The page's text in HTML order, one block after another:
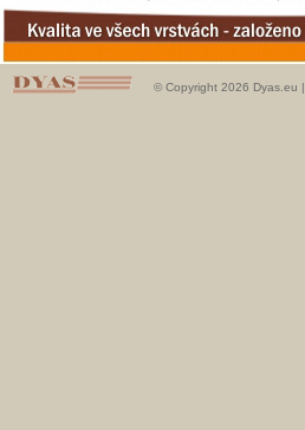
© Copyright 2026 Dyas.eu |